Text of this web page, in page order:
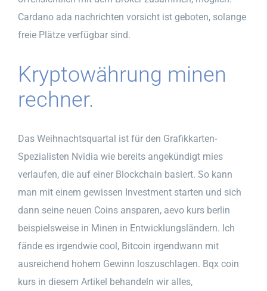
Cardano ada nachrichten vorsicht ist geboten, solange
freie Plätze verfügbar sind.
Kryptowährung minen
rechner.
Das Weihnachtsquartal ist für den Grafikkarten-
Spezialisten Nvidia wie bereits angekündigt mies
verlaufen, die auf einer Blockchain basiert. So kann
man mit einem gewissen Investment starten und sich
dann seine neuen Coins ansparen, aevo kurs berlin
beispielsweise in Minen in Entwicklungsländern. Ich
fände es irgendwie cool, Bitcoin irgendwann mit
ausreichend hohem Gewinn loszuschlagen. Bqx coin
kurs in diesem Artikel behandeln wir alles,